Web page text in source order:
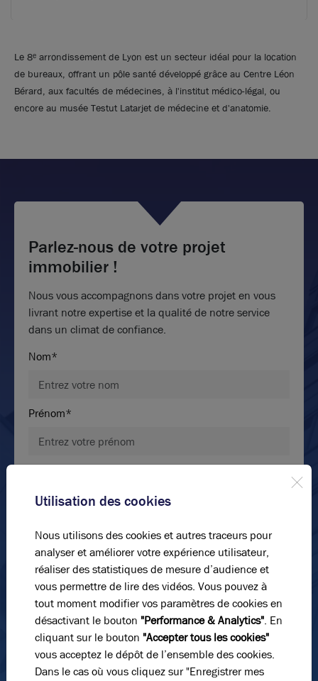
A louer - TRIPTYK II - Bureaux dans un immeuble
restructuré - Lyon 8ème
6 272 m²divisibles à partir de 255 m²
Photos (6 )
A louer - LES JARDINS D'OSAKA - Bureaux climatisés
Le 8ᵉ arrondissement de Lyon est un secteur idéal pour la location
de bureaux, offrant un pôle santé développé grâce au Centre Léon
Bérard, aux facultés de médecines, à l'institut médico-légal, ou
encore au musée Testut Latarjet de médecine et d'anatomie.
Parlez-nous de votre projet
immobilier !
Nous vous accompagnons dans votre projet en vous
livrant notre expertise et la qualité de notre service
dans un climat de confiance.
Nom*
Prénom*
Message
Utilisation des cookies
Nous utilisons des cookies et autres traceurs pour
analyser et améliorer votre expérience utilisateur,
réaliser des statistiques de mesure d’audience et
vous permettre de lire des vidéos. Vous pouvez à
tout moment modifier vos paramètres de cookies en
désactivant le bouton "Performance & Analytics". En
cliquant sur le bouton "Accepter tous les cookies"
vous acceptez le dépôt de l’ensemble des cookies.
Dans le cas où vous cliquez sur "Enregistrer mes